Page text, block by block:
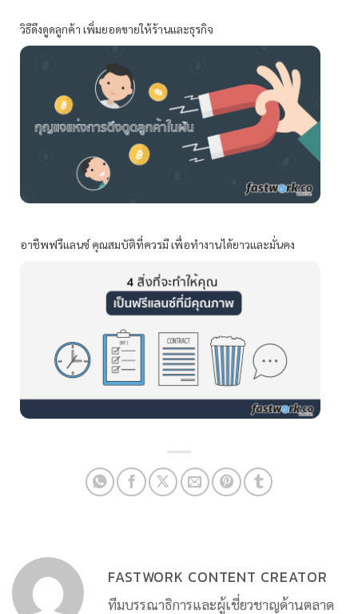
วิธีดึงดูดลูกค้า เพิ่มยอดขายให้ร้านและธุรกิจ
อาชีพฟรีแลนซ์ คุณสมบัติที่ควรมี เพื่อทำงานได้ยาวและมั่นคง
FASTWORK CONTENT CREATOR
ทีมบรรณาธิการและผู้เชี่ยวชาญด้านตลาด